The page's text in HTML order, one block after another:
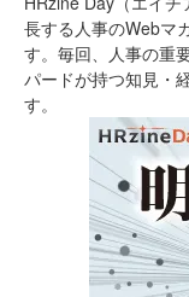
長する人事のWebマ
す。毎回、人事の重
パードが持つ知見・
す。